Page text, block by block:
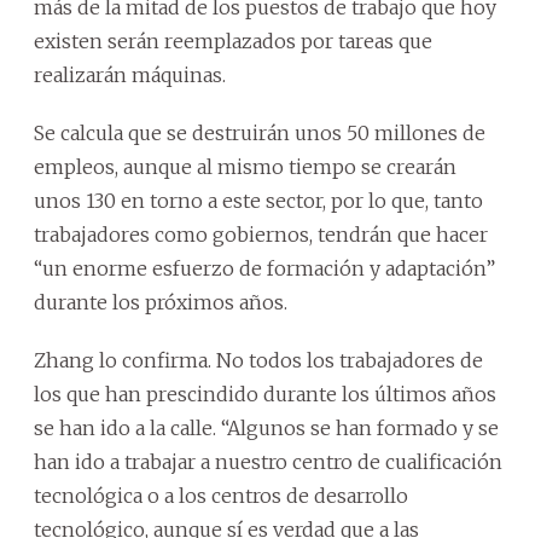
más de la mitad de los puestos de trabajo que hoy
existen serán reemplazados por tareas que
realizarán máquinas.
Se calcula que se destruirán unos 50 millones de
empleos, aunque al mismo tiempo se crearán
unos 130 en torno a este sector, por lo que, tanto
trabajadores como gobiernos, tendrán que hacer
“un enorme esfuerzo de formación y adaptación”
durante los próximos años.
Zhang lo confirma. No todos los trabajadores de
los que han prescindido durante los últimos años
se han ido a la calle. “Algunos se han formado y se
han ido a trabajar a nuestro centro de cualificación
tecnológica o a los centros de desarrollo
tecnológico, aunque sí es verdad que a las